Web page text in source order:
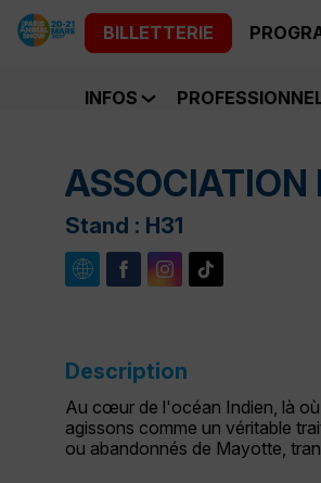
BILLETTERIE
INFOS
ASSOCIATION
Stand : H31
Description
Au cœur de l'océan Indien, là
agissons comme un véritable
ou abandonnés de Mayotte,